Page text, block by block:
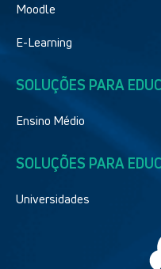
Moodle
E-Learning
SOLUÇÕES PARA
Ensino Médio
SOLUÇÕES PARA
Universidades